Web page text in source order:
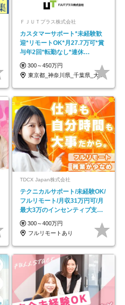
ＦＪＵＴプラス株式会社
カスタマーサポート*未経験歓
迎*リモートOK*月27.7万可*賞
与年2回*転勤なし*連休
OK/ZE010232
300～450万円
東京都_神奈川県_千葉県_大阪府_愛知県…
TDCX Japan株式会社
テクニカルサポート/未経験OK/
フルリモート/月収31万円可/月
最大3万のインセンティブ支給/
平均年齢33歳
300～400万円
フルリモートあり